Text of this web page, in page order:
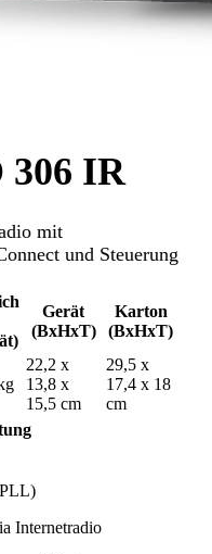
IR
mit
und Steuerung
Gerät
(BxHxT)
Karton
(BxHxT)
22,2 x
13,8 x
15,5 cm
29,5 x
17,4 x 18
cm
Internetradio